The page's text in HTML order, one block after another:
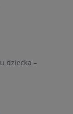
dziecka –